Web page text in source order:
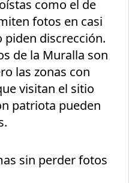
como el de
fotos en casi
piden discrección.
de la Muralla son
las zonas con
visitan el sitio
patriota pueden
sin perder fotos